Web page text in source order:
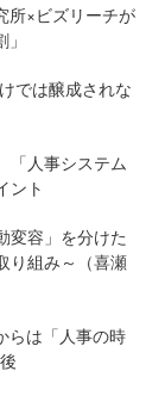
所×ビズリーチが
では醸成されな
人事システム
ント
変容」を分けた
り組み～（喜瀬
は「人事の時